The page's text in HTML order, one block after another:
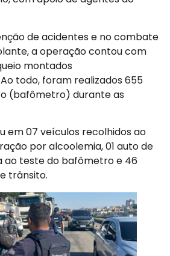
de acidentes e no combate
a operação contou com
montados
todo, foram realizados 655
(bafômetro) durante as
em 07 veículos recolhidos ao
por alcoolemia, 01 auto de
ao teste do bafômetro e 46
trânsito.